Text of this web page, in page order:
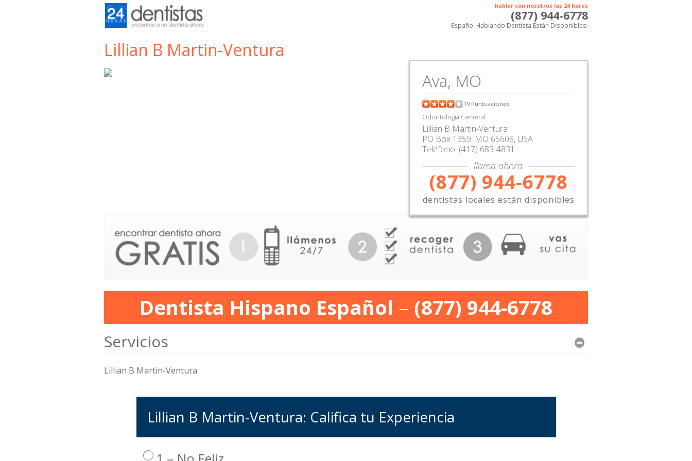
hablar con nosotros las 24 horas
(877) 944-6778
Español Hablando Dentista Están Disponibles.
Lillian B Martin-Ventura
Ava, MO
19 Puntuaciones
Odontología General
Lillian B Martin-Ventura
PO Box 1359, MO 65608, USA
Teléfono: (417) 683-4831
llama ahora
(877) 944-6778
dentistas locales están disponibles
Dentista Hispano Español – (877) 944-6778
Servicios
Lillian B Martin-Ventura
Lillian B Martin-Ventura: Califica tu Experiencia